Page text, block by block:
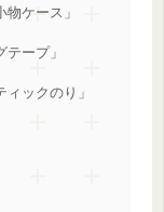
ケース」
ープ」
ックのり」